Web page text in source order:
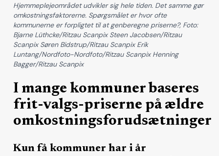
I mange kommuner baseres
frit-valgs-priserne på ældre
omkostningsforudsætninger
Kun få kommuner har i år
Hjemmeplejeområdet udvikler sig hele tiden. Det samme gør
omkostningsfaktorerne. Spørgsmålet er hvor ofte
kommunerne er forpligtet til at genberegne priserne?, Foto:
Bjarne Lüthcke/Ritzau Scanpix Steen Jacobsen/Ritzau
Scanpix Søren Bidstrup/Ritzau Scanpix Erik
Luntang/Nordfoto-Nordfoto/Ritzau Scanpix Henning
Bagger/Ritzau Scanpix